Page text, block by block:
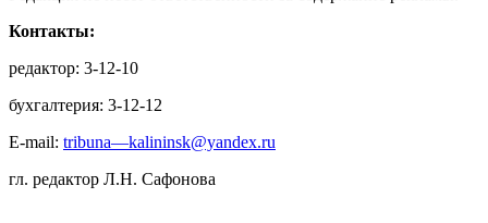
Контакты:
редактор: 3-12-10
бухгалтерия: 3-12-12
E-mail: tribuna—kalininsk@yandex.ru
гл. редактор Л.Н. Сафонова